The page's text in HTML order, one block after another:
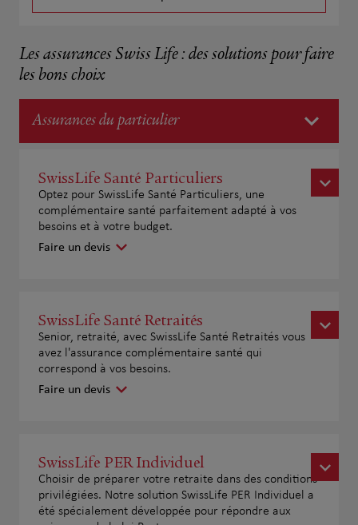
Les assurances Swiss Life : des solutions pour faire
les bons choix
Assurances du particulier
SwissLife Santé Particuliers
Optez pour SwissLife Santé Particuliers, une
complémentaire santé parfaitement adapté à vos
besoins et à votre budget.
Faire un devis
SwissLife Santé Retraités
Senior, retraité, avec SwissLife Santé Retraités vous
avez l'assurance complémentaire santé qui
correspond à vos besoins.
Faire un devis
SwissLife PER Individuel
Choisir de préparer votre retraite dans des conditions
privilégiées. Notre solution SwissLife PER Individuel a
été spécialement développée pour répondre aux